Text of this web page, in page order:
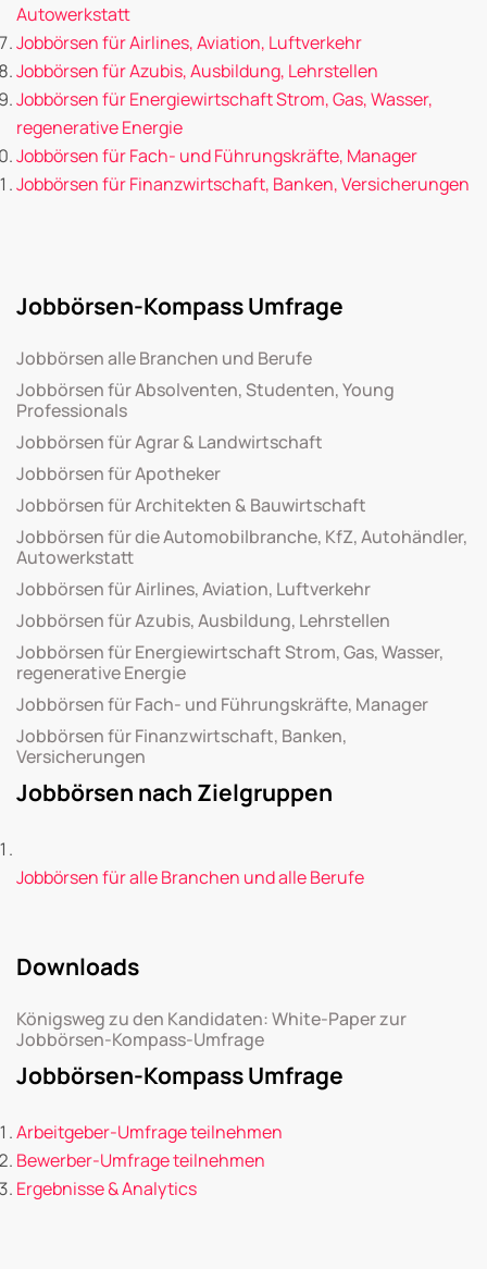
Autowerkstatt
Jobbörsen für Airlines, Aviation, Luftverkehr
Jobbörsen für Azubis, Ausbildung, Lehrstellen
Jobbörsen für Energiewirtschaft Strom, Gas, Wasser,
regenerative Energie
Jobbörsen für Fach- und Führungskräfte, Manager
Jobbörsen für Finanzwirtschaft, Banken, Versicherungen
Jobbörsen-Kompass Umfrage
Jobbörsen alle Branchen und Berufe
Jobbörsen für Absolventen, Studenten, Young
Professionals
Jobbörsen für Agrar & Landwirtschaft
Jobbörsen für Apotheker
Jobbörsen für Architekten & Bauwirtschaft
Jobbörsen für die Automobilbranche, KfZ, Autohändler,
Autowerkstatt
Jobbörsen für Airlines, Aviation, Luftverkehr
Jobbörsen für Azubis, Ausbildung, Lehrstellen
Jobbörsen für Energiewirtschaft Strom, Gas, Wasser,
regenerative Energie
Jobbörsen für Fach- und Führungskräfte, Manager
Jobbörsen für Finanzwirtschaft, Banken,
Versicherungen
Jobbörsen nach Zielgruppen
Jobbörsen für alle Branchen und alle Berufe
Downloads
Königsweg zu den Kandidaten: White-Paper zur
Jobbörsen-Kompass-Umfrage
Jobbörsen-Kompass Umfrage
Arbeitgeber-Umfrage teilnehmen
Bewerber-Umfrage teilnehmen
Ergebnisse & Analytics